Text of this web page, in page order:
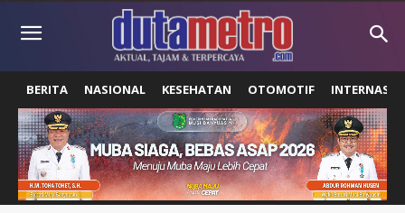
BERITA NASIONAL KESEHATAN OTOMOTIF